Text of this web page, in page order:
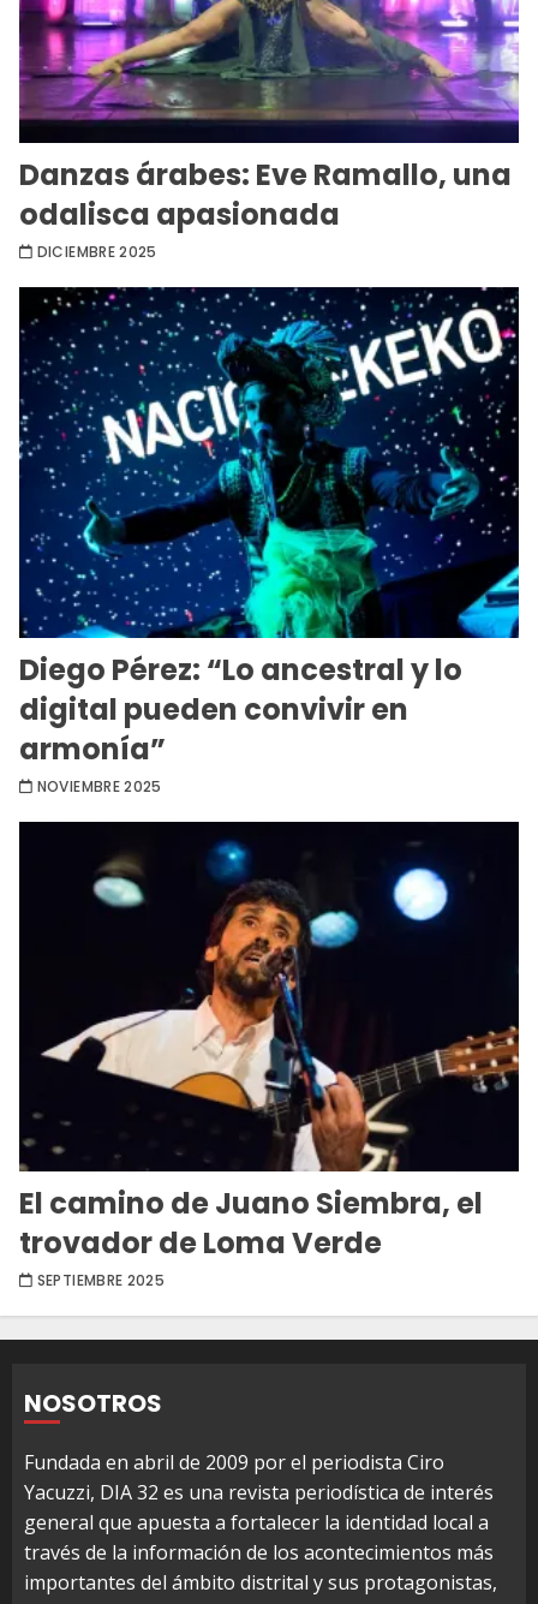
Danzas árabes: Eve Ramallo, una
odalisca apasionada
DICIEMBRE 2025
Diego Pérez: “Lo ancestral y lo
digital pueden convivir en
armonía”
NOVIEMBRE 2025
El camino de Juano Siembra, el
trovador de Loma Verde
SEPTIEMBRE 2025
NOSOTROS
Fundada en abril de 2009 por el periodista Ciro
Yacuzzi, DIA 32 es una revista periodística de interés
general que apuesta a fortalecer la identidad local a
través de la información de los acontecimientos más
importantes del ámbito distrital y sus protagonistas,